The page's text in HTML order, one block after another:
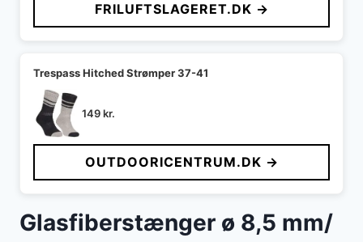
var:
119 kr..
er:
113 kr..
FRILUFTSLAGERET.DK →
Trespass Hitched Strømper 37-41
149kr.
OUTDOORICENTRUM.DK →
Glasfiberstænger ø 8,5 mm/